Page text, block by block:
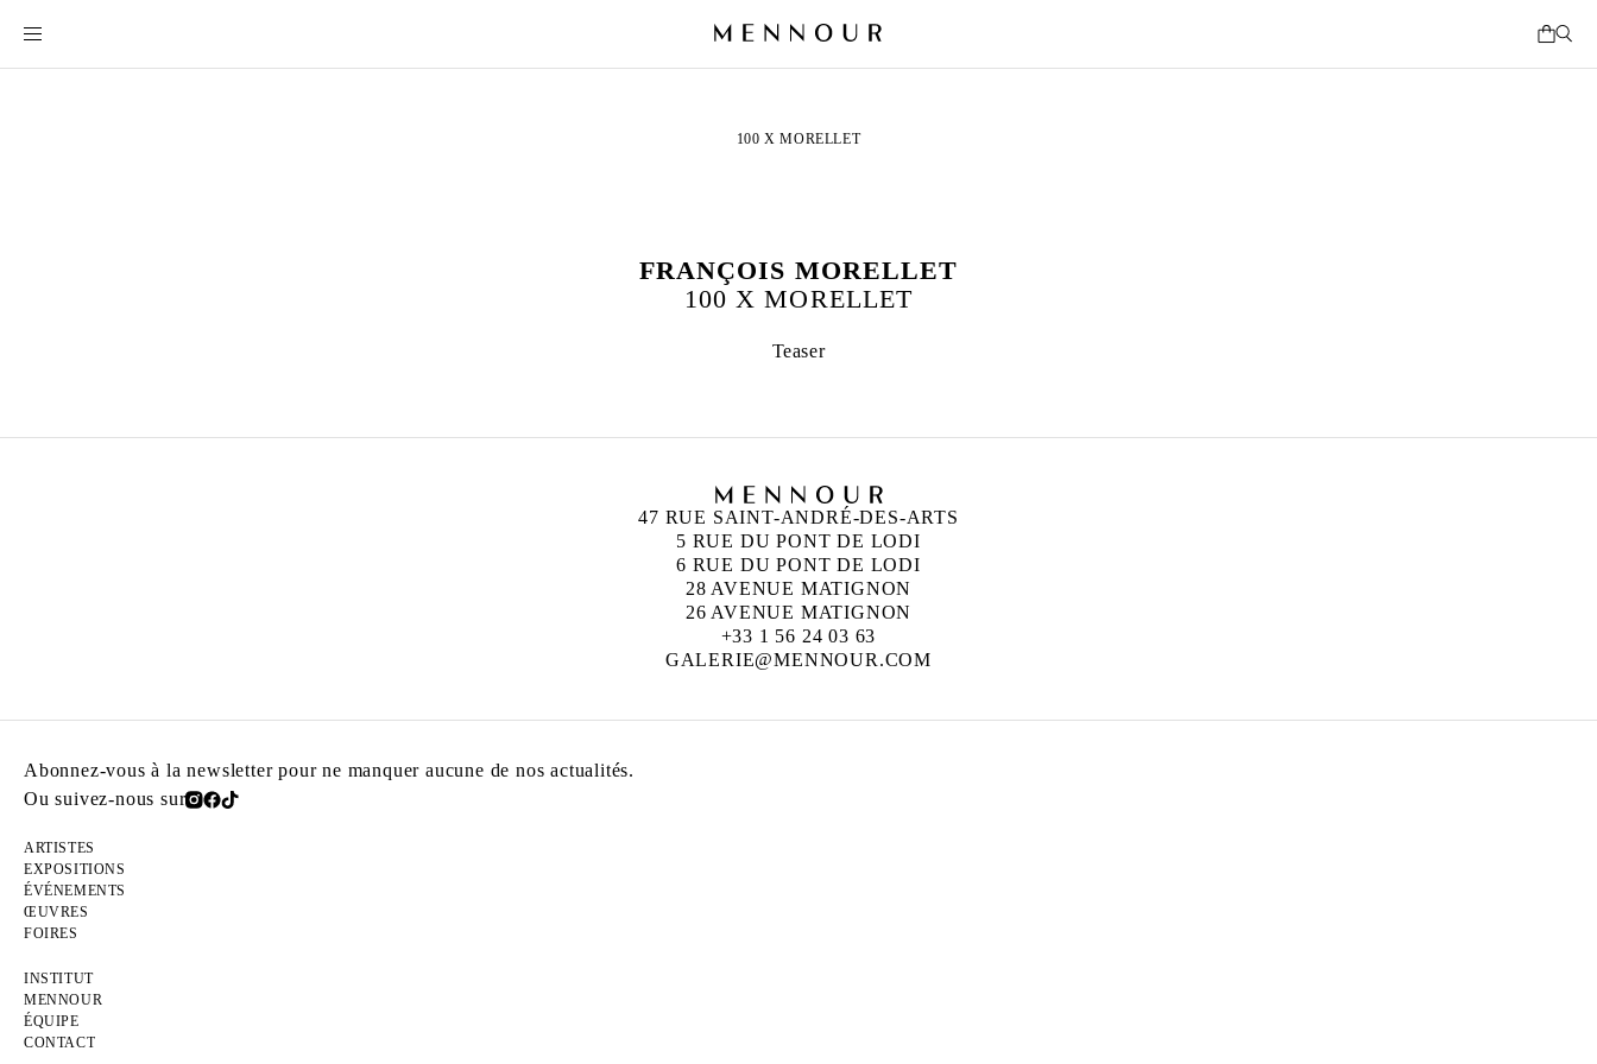
100 X MORELLET
FRANÇOIS MORELLET
100 X MORELLET
Teaser
47 RUE SAINT-ANDRÉ-DES-ARTS
5 RUE DU PONT DE LODI
6 RUE DU PONT DE LODI
28 AVENUE MATIGNON
26 AVENUE MATIGNON
+33 1 56 24 03 63
GALERIE@MENNOUR.COM
Abonnez-vous à la newsletter pour ne manquer aucune de nos actualités.
Ou suivez-nous sur
ARTISTES
EXPOSITIONS
ÉVÉNEMENTS
ŒUVRES
FOIRES
INSTITUT
MENNOUR
ÉQUIPE
CONTACT